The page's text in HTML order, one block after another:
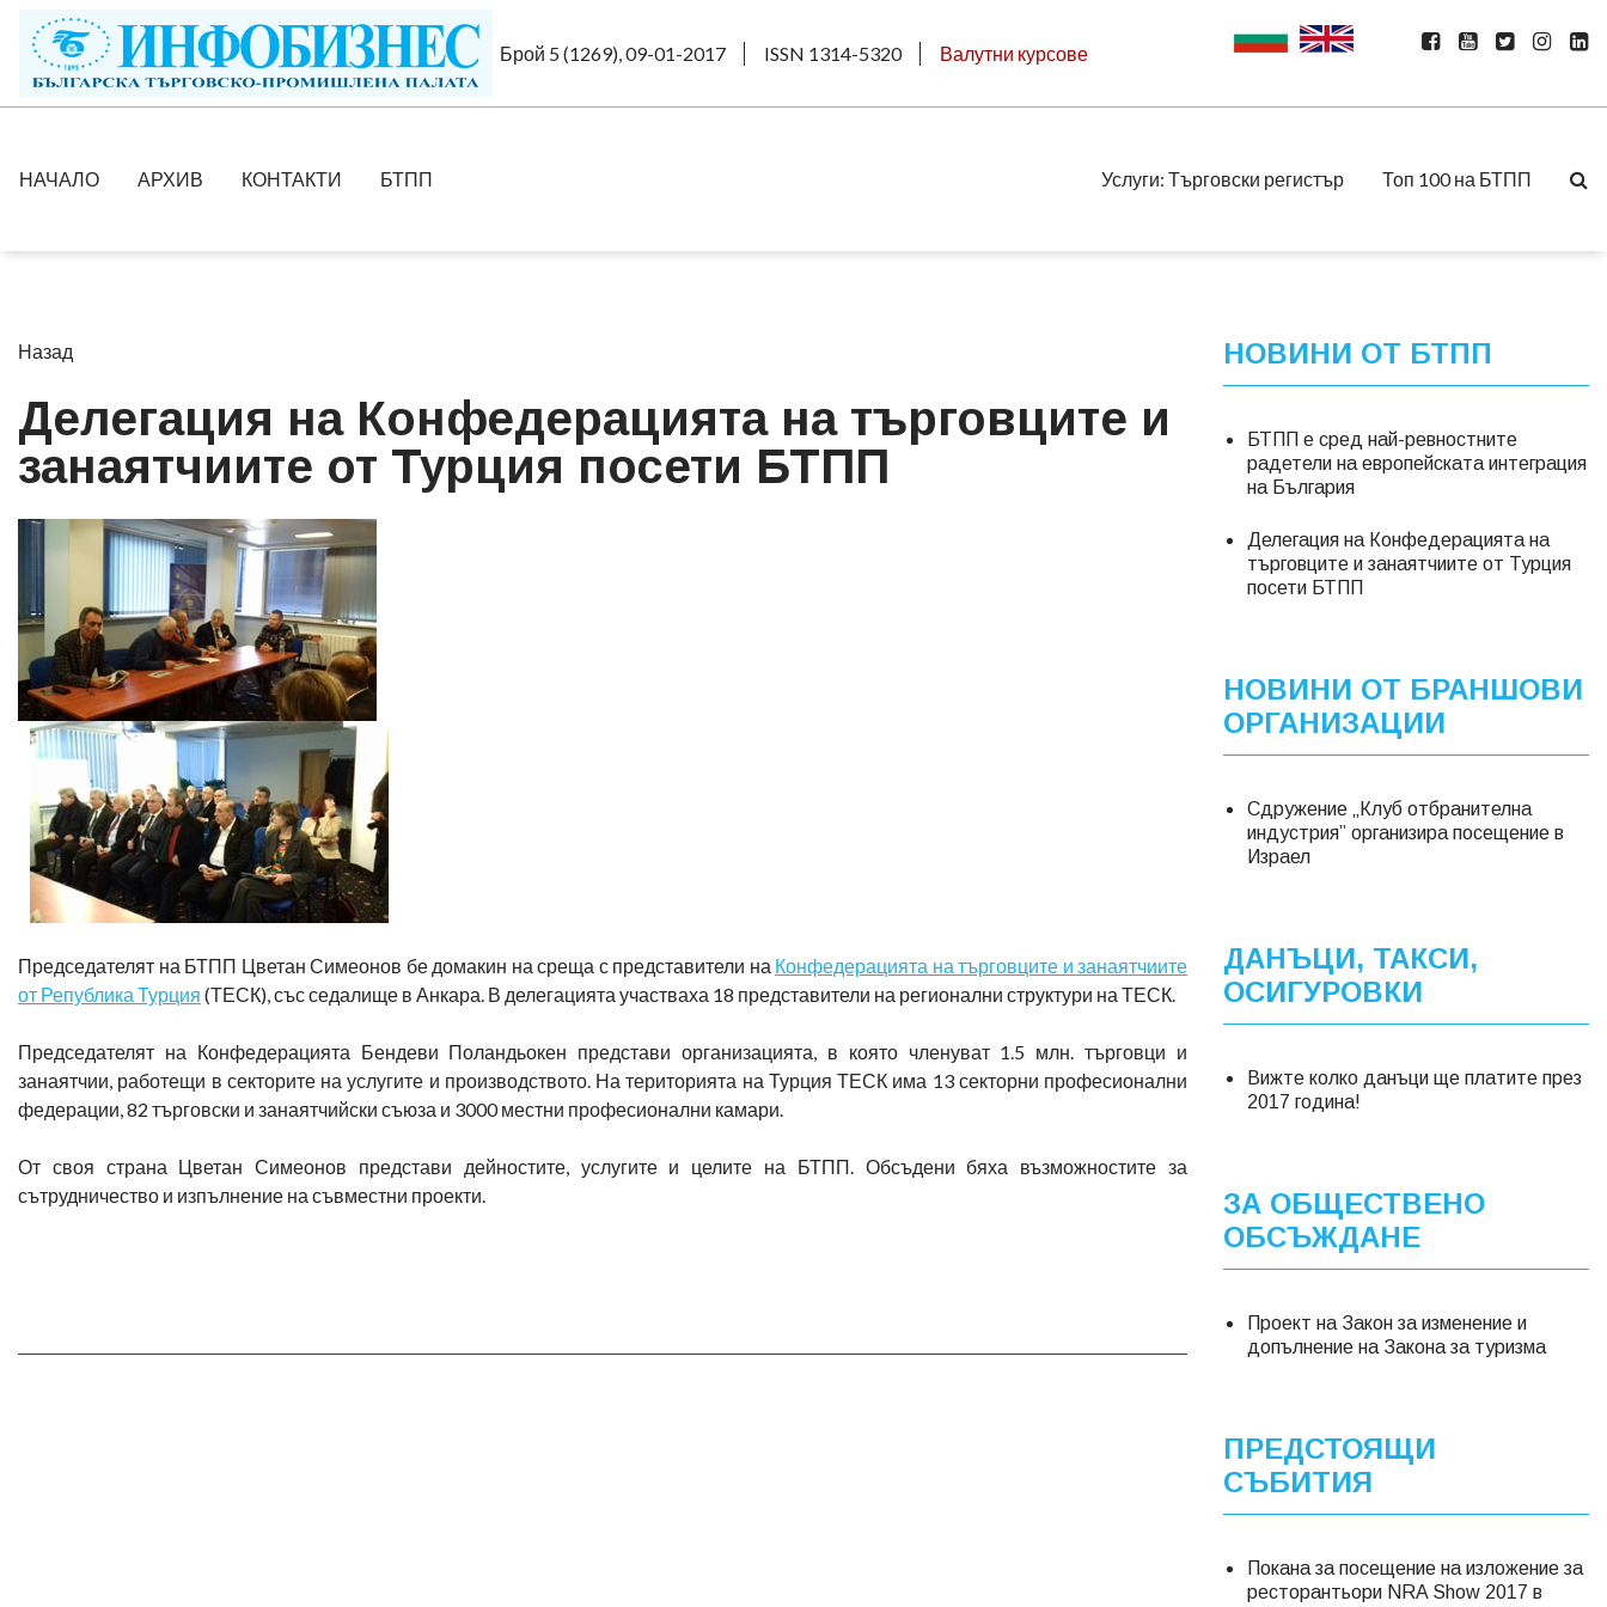
Брой 5 (1269), 09-01-2017 ISSN 1314-5320 Валутни курсове
НАЧАЛО АРХИВ КОНТАКТИ БТПП Услуги: Търговски регистър Топ 100 на БТПП
Назад
Делегация на Конфедерацията на търговците и
занаятчиите от Турция посети БТПП
Председателят на БТПП Цветан Симеонов бе домакин на среща с представители на Конфедерацията на търговците и занаятчиите
от Република Турция (ТЕСК), със седалище в Анкара. В делегацията участваха 18 представители на регионални структури на ТЕСК.
Председателят на Конфедерацията Бендеви Поландьокен представи организацията, в която членуват 1.5 млн. търговци и
занаятчии, работещи в секторите на услугите и производството. На територията на Турция ТЕСК има 13 секторни професионални
федерации, 82 търговски и занаятчийски съюза и 3000 местни професионални камари.
От своя страна Цветан Симеонов представи дейностите, услугите и целите на БТПП. Обсъдени бяха възможностите за
сътрудничество и изпълнение на съвместни проекти.
НОВИНИ ОТ БТПП
БТПП е сред най-ревностните
радетели на европейската интеграция
на България
Делегация на Конфедерацията на
търговците и занаятчиите от Турция
посети БТПП
НОВИНИ ОТ БРАНШОВИ
ОРГАНИЗАЦИИ
Сдружение „Клуб отбранителна
индустрия” организира посещение в
Израел
ДАНЪЦИ, ТАКСИ,
ОСИГУРОВКИ
Вижте колко данъци ще платите през
2017 година!
ЗА ОБЩЕСТВЕНО
ОБСЪЖДАНЕ
Проект на Закон за изменение и
допълнение на Закона за туризма
ПРЕДСТОЯЩИ
СЪБИТИЯ
Покана за посещение на изложение за
ресторантьори NRA Show 2017 в